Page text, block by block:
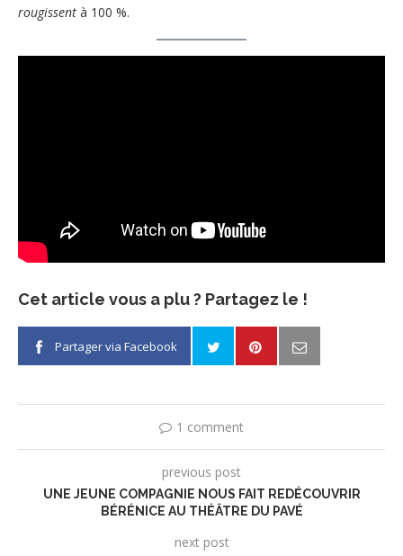
rougissent à 100 %.
Cet article vous a plu ? Partagez le !
Partager via Facebook
1 comment
previous post
UNE JEUNE COMPAGNIE NOUS FAIT REDÉCOUVRIR
BÉRÉNICE AU THÉÂTRE DU PAVÉ
next post